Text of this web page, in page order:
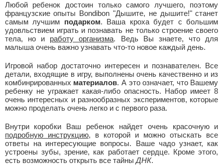
Любой ребенок достоин только самого лучшего, поэтому
французские опыты Bondibon "Дышите, не дышите!" станет
самым лучшим подарком. Ваша кроха будет с большим
удовльствием играть и познавать не только строение своего
тела, но и работу организма. Ведь Вы знаете, что для
малыша очень важно узнавать что-то новое каждый день.
Игровой набор достаточно интересен и познавателен. Все
детали, входящие в игру, выполнены очень качественно и из
комбинрированных материалов. А это означает, что Вашему
ребенку не угражает какая-либо опасность. Набор имеет 8
очень интересных и разнообразных экспериментов, которые
можно проделать очень легко и с первого раза.
Внутри коробки Ваш ребенок найдет очень красочную и
подробную инструкцию, в которой и можно отыскать все
ответы на интересующие вопросы. Ваше чадо узнает, как
устроены зубы, зрение, как работает сердце. Кроме этого,
есть возможность открыть все тайны ДНК.